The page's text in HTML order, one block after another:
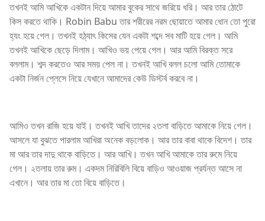
তখনই আমি আখিকে একটান দিয়ে আমার বুকের সাথে জরিয়ে ধরি। আর তার ঠোটে
কিস করতে থাকি। Robin Babu তার শরীরের নরম ছোয়াতে আমার ধোন তো পুরো
হ্যং হয়ে গেল। তখনই হঠ্যাৎ কিসের যেন একটা শব্দে সব মাটি হয়ে গেল। আমি
তখনই আখিকে ছেড়ে দিলাম। আখিও ভয় পেয়ে গেল। আর আমি বিরক্ত সরে
বললাম। শব্দ করতেও আর সময় পেল না। তখনই আখি বলল চলো আমি তোমাকে
একটা নির্জন প্লেসে নিয়ে যেখানে আমাদের কেউ ডিস্টর্ব করবে না।
আমিও তখন রাজি হয়ে যাই। তখনই আখি তাদের ২তলা বাড়িতে আমাকে নিয়ে গেল।
আসলে যা বুঝতে পারলাম আখিরা অনেক বড়লোক। আর তার বাবা থাকে বিদেশ। তার
মা আর তার দাদু থাকে বাড়িতে। আর আখি। তখন আখি আমাকে তার রুমে নিয়ে
গেল। ২তলায় তার রুম। একদম নিরিবিলি বিয়ে বাড়িও আওয়াজ প্রর্যন্ত আসে না
এখানে। আর তার মা তো বিয়ে বাড়িতে।